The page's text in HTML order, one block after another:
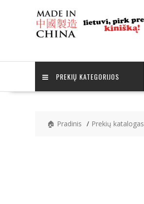
PREKIŲ KATEGORIJOS
🏠 Pradinis Prekių katalogas